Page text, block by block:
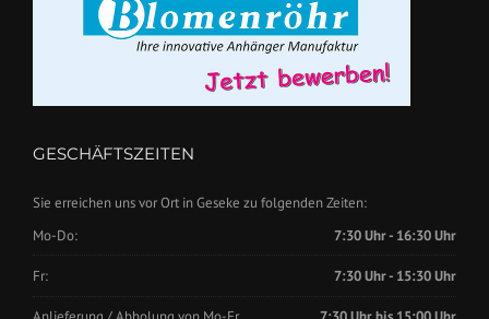
GESCHÄFTSZEITEN
Sie erreichen uns vor Ort in Geseke zu folgenden Zeiten:
Mo-Do:
7:30 Uhr - 16:30 Uhr
Fr: 7:30 Uhr - 15:30 Uhr